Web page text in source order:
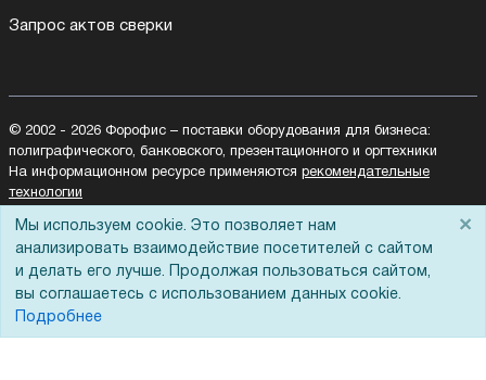
Запрос актов сверки
© 2002 - 2026 Форофис – поставки оборудования для бизнеса:
полиграфического, банковского, презентационного и оргтехники
На информационном ресурсе применяются рекомендательные
технологии
соответствуетполитике обработки данных
Политика обработки персональных данных
Согласие на обработку персональных данных
Мы используем cookie. Это позволяет нам
анализировать взаимодействие посетителей с сайтом
и делать его лучше. Продолжая пользоваться сайтом,
вы соглашаетесь с использованием данных cookie.
Подробнее
×